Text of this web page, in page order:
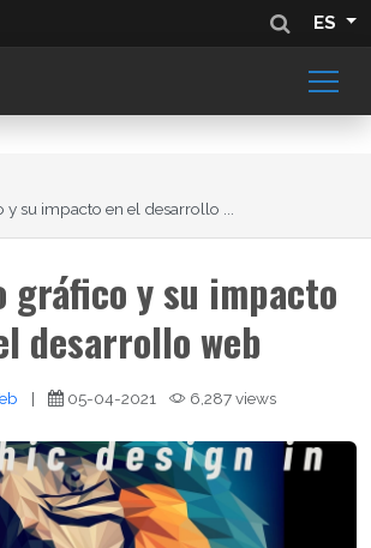
ES
su impacto en el desarrollo ...
gráfico y su impacto
desarrollo web
| 05-04-2021 6,287 views